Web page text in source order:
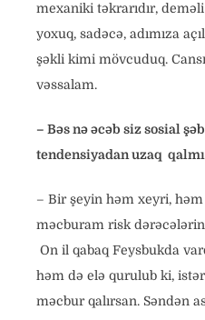
mexaniki təkrarıdır,
yoxuq, sadəcə, adımıza
şəkli kimi mövcuduq.
vəssalam.
– Bəs nə əcəb siz sosial
tendensiyadan uzaq
– Bir şeyin həm xeyri, həm
məcburam risk
On il qabaq Feysbukda
həm də elə qurulub ki,
məcbur qalırsan. Səndən